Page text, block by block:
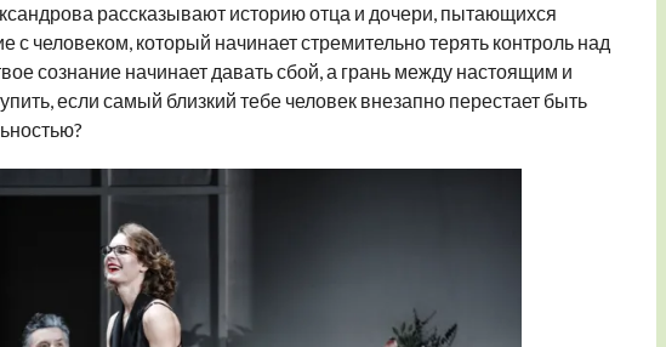
рассказывают историю отца и дочери, пытающихся
с человеком, который начинает стремительно терять контроль над
сознание начинает давать сбой, а грань между настоящим и
если самый близкий тебе человек внезапно перестает быть